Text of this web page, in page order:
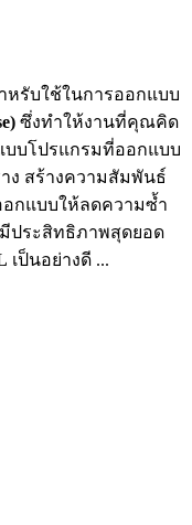
หรับใช้ในการออกแบบ
ซึ่งทำให้งานที่คุณคิด
บบโปรแกรมที่ออกแบบ
ง สร้างความสัมพันธ์
อกแบบให้ลดความซ้ำ
ประสิทธิภาพสุดยอด
เป็นอย่างดี ...